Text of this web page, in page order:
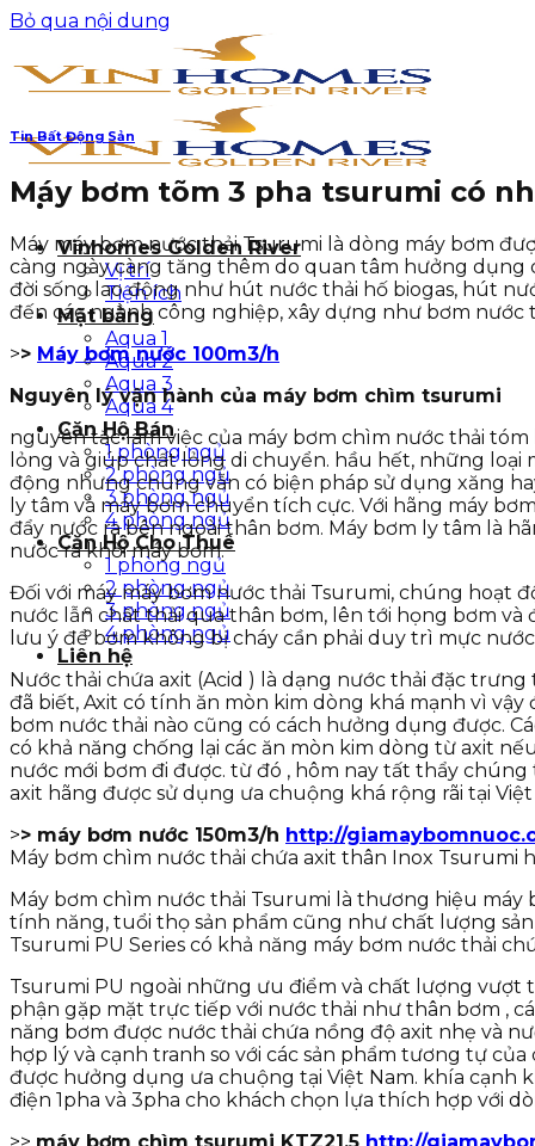
Bỏ qua nội dung
Vinhomes Golden River
Vị trí
Tiện ích
Mặt bằng
Aqua 1
Aqua 2
Aqua 3
Aqua 4
Căn Hộ Bán
1 phòng ngủ
2 phòng ngủ
3 phòng ngủ
4 phòng ngủ
Căn Hộ Cho Thuê
1 phòng ngủ
2 phòng ngủ
3 phòng ngủ
4 phòng ngủ
Liên hệ
Tin Bất Động Sản
Máy bơm tõm 3 pha tsurumi có
Máy máy bơm nước thải Tsurumi là dòng máy bơm
càng ngày càng tăng thêm do quan tâm hưởng
đời sống lao động như hút nước thải hố biogas, hút
đến các ngành công nghiệp, xây dựng như bơm
>> Máy bơm nước 100m3/h
Nguyên lý vận hành của máy bơm chìm tsurumi
nguyên tắc làm việc của máy bơm chìm nước thải
lỏng và giúp chất lỏng di chuyển. hầu hết, những
động nhưng chúng vẫn có biện pháp sử dụng xăng
ly tâm và máy bơm chuyển tích cực. Với hãng máy
đẩy nước ra bên ngoài thân bơm. Máy bơm ly tâm là
nước ra khỏi máy bơm.
Đối với máy máy bơm nước thải Tsurumi, chúng hoạt
nước lẫn chất thải qua thân bơm, lên tới họng bơm
lưu ý để bơm không bị cháy cần phải duy trì mực
Nước thải chứa axit (Acid ) là dạng nước thải đặc
đã biết, Axit có tính ăn mòn kim dòng khá mạnh vì
bơm nước thải nào cũng có cách hưởng dụng được.
có khả năng chống lại các ăn mòn kim dòng từ axit
nước mới bơm đi được. từ đó , hôm nay tất thẩy
axit hãng được sử dụng ưa chuộng khá rộng rãi tại Việt
>> máy bơm nước 150m3/h http://
Máy bơm chìm nước thải chứa axit thân Inox Tsurumi
Máy bơm chìm nước thải Tsurumi là thương hiệu máy
tính năng, tuổi thọ sản phẩm cũng như chất lượng
Tsurumi PU Series có khả năng máy bơm nước thải
Tsurumi PU ngoài những ưu điểm và chất lượng vượt
phận gặp mặt trực tiếp với nước thải như thân bơm ,
năng bơm được nước thải chứa nồng độ axit nhẹ và
hợp lý và cạnh tranh so với các sản phẩm tương tự
được hưởng dụng ưa chuộng tại Việt Nam. khía cạnh
điện 1pha và 3pha cho khách chọn lựa thích hợp với